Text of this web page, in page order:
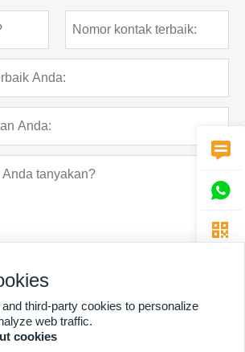
Rahasia pribadi



third-party cookies to personalize
web traffic.
cookies